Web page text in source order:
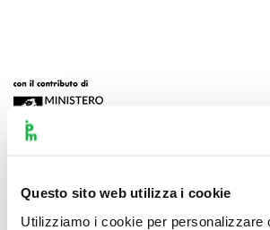
Questo sito web utilizza i cookie
Utilizziamo i cookie per personalizzare